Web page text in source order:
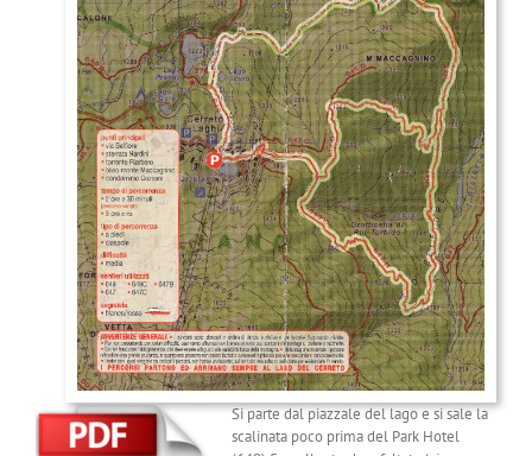
Si parte dal piazzale del lago e si sale la
scalinata poco prima del Park Hotel